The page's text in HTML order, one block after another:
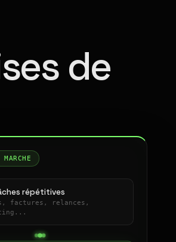
de
répétitives
factures, relances,